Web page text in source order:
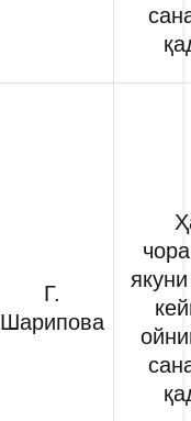
Г.
Шарипова